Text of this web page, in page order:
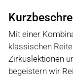
Mit einer
klassischen
Zirkuslektionen
begeistern wir